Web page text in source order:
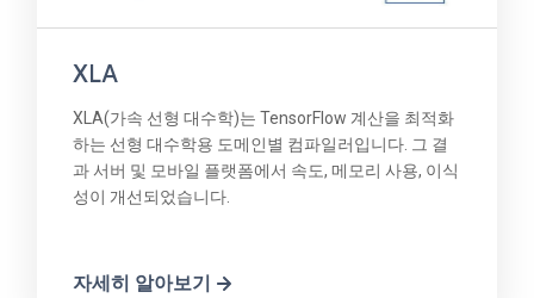
XLA
XLA(가속 선형 대수학)는 TensorFlow 계산을 최적화
하는 선형 대수학용 도메인별 컴파일러입니다. 그 결
과 서버 및 모바일 플랫폼에서 속도, 메모리 사용, 이식
성이 개선되었습니다.
자세히 알아보기